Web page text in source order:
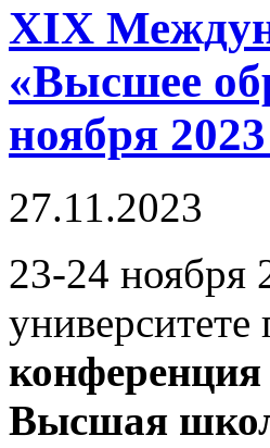
XIX
«Высшее
ноября 2023
27.11.2023
23-24 ноября
Высшая